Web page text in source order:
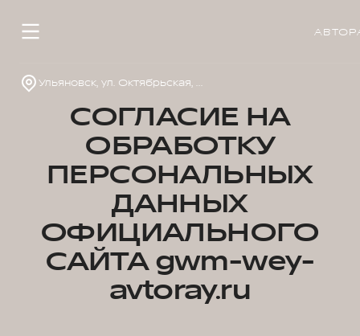
Ульяновск, ул. Октябрьская, д. 22л
СОГЛАСИЕ НА
ОБРАБОТКУ
ПЕРСОНАЛЬНЫХ
ДАННЫХ
ОФИЦИАЛЬНОГО
САЙТА gwm-wey-
avtoray.ru